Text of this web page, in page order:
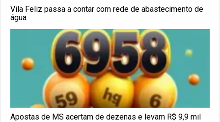
Vila Feliz passa a contar com rede de abastecimento de
água
Apostas de MS acertam de dezenas e levam R$ 9,9 mil